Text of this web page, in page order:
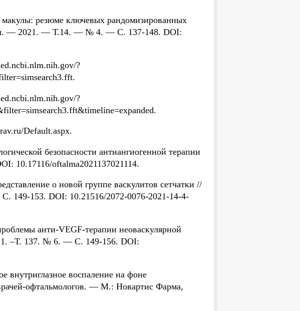
резюме ключевых рандомизированных
— 2021. — Т.14. — № 4. — С. 137-148. DOI:
?
?
Default.aspx.
безопасности антиангиогенной терапии
10.17116/oftalma2021137021114.
о новой группе васкулитов сетчатки //
153. DOI: 10.21516/2072-0076-2021-14-4-
анти-VEGF-терапии неоваскулярной
–Т. 137. № 6. — С. 149-156. DOI:
воспаление на фоне
офтальмологов. — М.: Новартис Фарма,